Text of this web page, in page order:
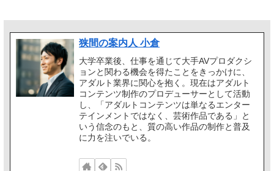
狭間の案内人 小倉
大学卒業後、仕事を通じて大手AVプロダクシ
ョンと関わる機会を得たことをきっかけに、
アダルト業界に関心を抱く。現在はアダルト
コンテンツ制作のプロデューサーとして活動
し、「アダルトコンテンツは単なるエンター
テインメントではなく、芸術作品である」と
いう信念のもと、質の高い作品の制作と普及
に力を注いでいる。